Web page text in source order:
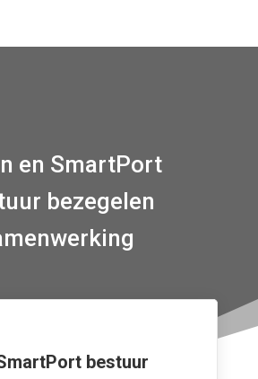
en SmartPort
bezegelen
bestuur